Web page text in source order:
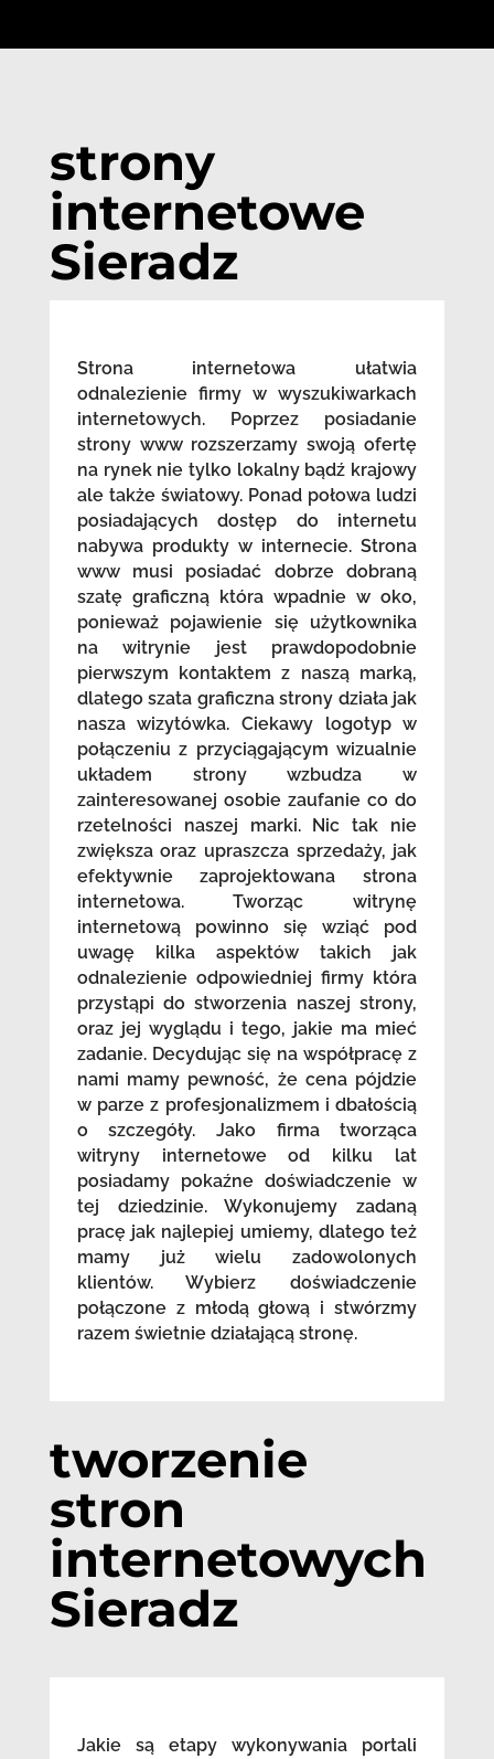
strony
internetowe
Sieradz
Strona internetowa ułatwia
odnalezienie firmy w wyszukiwarkach
internetowych. Poprzez posiadanie
strony www rozszerzamy swoją ofertę
na rynek nie tylko lokalny bądź krajowy
ale także światowy. Ponad połowa ludzi
posiadających dostęp do internetu
nabywa produkty w internecie. Strona
www musi posiadać dobrze dobraną
szatę graficzną która wpadnie w oko,
ponieważ pojawienie się użytkownika
na witrynie jest prawdopodobnie
pierwszym kontaktem z naszą marką,
dlatego szata graficzna strony działa jak
nasza wizytówka. Ciekawy logotyp w
połączeniu z przyciągającym wizualnie
układem strony wzbudza w
zainteresowanej osobie zaufanie co do
rzetelności naszej marki. Nic tak nie
zwiększa oraz upraszcza sprzedaży, jak
efektywnie zaprojektowana strona
internetowa. Tworząc witrynę
internetową powinno się wziąć pod
uwagę kilka aspektów takich jak
odnalezienie odpowiedniej firmy która
przystąpi do stworzenia naszej strony,
oraz jej wyglądu i tego, jakie ma mieć
zadanie. Decydując się na współpracę z
nami mamy pewność, że cena pójdzie
w parze z profesjonalizmem i dbałością
o szczegóły. Jako firma tworząca
witryny internetowe od kilku lat
posiadamy pokaźne doświadczenie w
tej dziedzinie. Wykonujemy zadaną
pracę jak najlepiej umiemy, dlatego też
mamy już wielu zadowolonych
klientów. Wybierz doświadczenie
połączone z młodą głową i stwórzmy
razem świetnie działającą stronę.
tworzenie
stron
internetowych
Sieradz
Jakie są etapy wykonywania portali